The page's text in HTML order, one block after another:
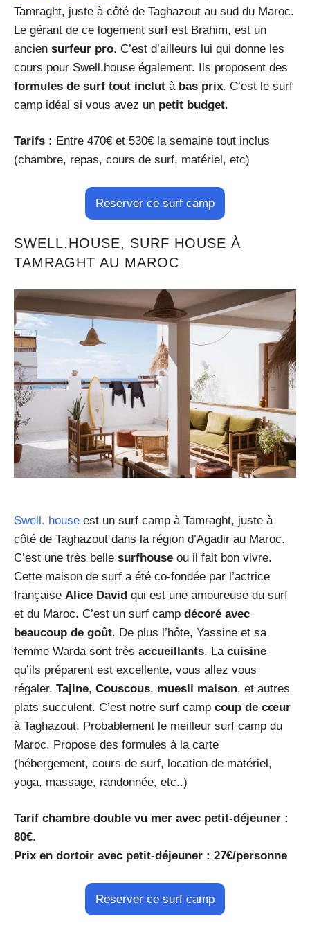
Tamraght, juste à côté de Taghazout au sud du Maroc.
Le gérant de ce logement surf est Brahim, est un
ancien surfeur pro. C’est d’ailleurs lui qui donne les
cours pour Swell.house également. Ils proposent des
formules de surf tout inclut à bas prix. C’est le surf
camp idéal si vous avez un petit budget.
Tarifs : Entre 470€ et 530€ la semaine tout inclus
(chambre, repas, cours de surf, matériel, etc)
Reserver ce surf camp
SWELL.HOUSE, SURF HOUSE À
TAMRAGHT AU MAROC
Swell. house est un surf camp à Tamraght, juste à
côté de Taghazout dans la région d’Agadir au Maroc.
C’est une très belle surfhouse ou il fait bon vivre.
Cette maison de surf a été co-fondée par l’actrice
française Alice David qui est une amoureuse du surf
et du Maroc. C’est un surf camp décoré avec
beaucoup de goût. De plus l’hôte, Yassine et sa
femme Warda sont très accueillants. La cuisine
qu’ils préparent est excellente, vous allez vous
régaler. Tajine, Couscous, muesli maison, et autres
plats succulent. C’est notre surf camp coup de cœur
à Taghazout. Probablement le meilleur surf camp du
Maroc. Propose des formules à la carte
(hébergement, cours de surf, location de matériel,
yoga, massage, randonnée, etc..)
Tarif chambre double vu mer avec petit-déjeuner :
80€.
Prix en dortoir avec petit-déjeuner : 27€/personne
Reserver ce surf camp